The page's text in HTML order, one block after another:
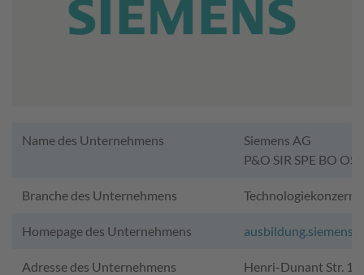
Name des Unternehmens
Siemens AG
P&O SIR SPE BO OS
Branche des Unternehmens Technologiekonzern
Homepage des Unternehmens
Adresse des Unternehmens
Henri-Dunant Str. 1,